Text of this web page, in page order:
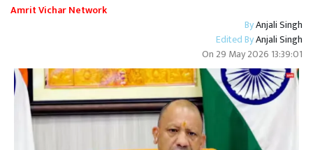
Amrit Vichar Network
ByAnjali Singh
Edited ByAnjali Singh
On 29 May 2026 13:39:01